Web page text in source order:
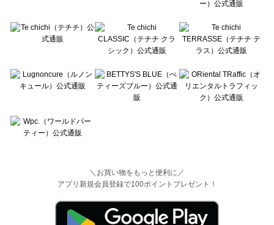
＼お買い物をもっと便利に／
アプリ新規会員登録で100ポイントプレゼント！